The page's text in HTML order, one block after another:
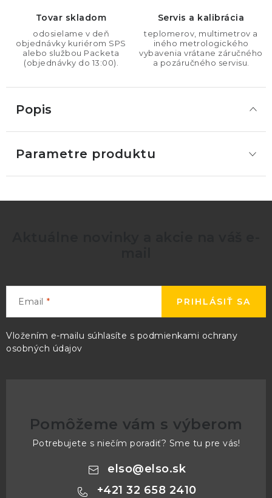
Tovar skladom
odosielame v deň
objednávky kuriérom SPS
alebo službou Packeta
(objednávky do 13:00).
Servis a kalibrácia
teplomerov, multimetrov a
iného metrologického
vybavenia vrátane záručného
a pozáručného servisu.
Popis
Parametre produktu
Email
Vložením e-mailu súhlasíte s podmienkami ochrany
osobných údajov
PRIHLÁSIŤ SA
Pomôžeme vám s výberom
Potrebujete s niečím poradiť? Sme tu pre vás!
elso@elso.sk
+421 32 658 2410